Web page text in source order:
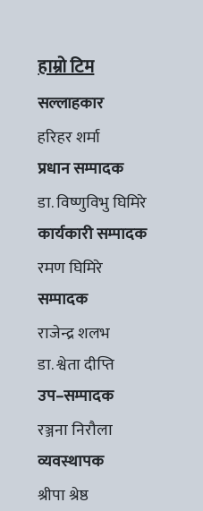
हाम्रो टिम
सल्लाहकार
हरिहर शर्मा
प्रधान सम्पादक
डा. विष्णुविभु घिमिरे
कार्यकारी सम्पादक
रमण घिमिरे
सम्पादक
राजेन्द्र शलभ
डा. श्वेता दीप्ति
उप–सम्पादक
रञ्जना निरौला
व्यवस्थापक
श्रीपा श्रेष्ठ